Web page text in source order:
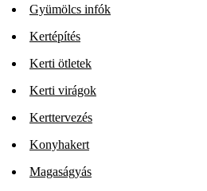
Gyümölcs infók
Kertépítés
Kerti ötletek
Kerti virágok
Kerttervezés
Konyhakert
Magaságyás